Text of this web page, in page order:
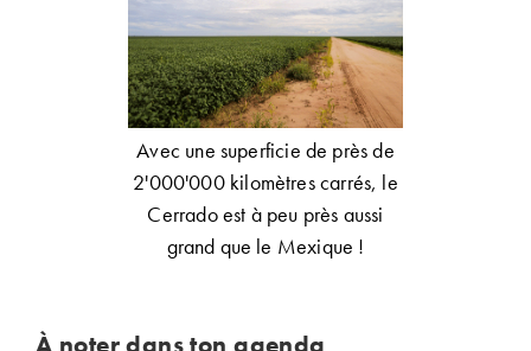
Avec une superficie de près de
2'000'000 kilomètres carrés, le
Cerrado est à peu près aussi
grand que le Mexique !
À noter dans ton agenda